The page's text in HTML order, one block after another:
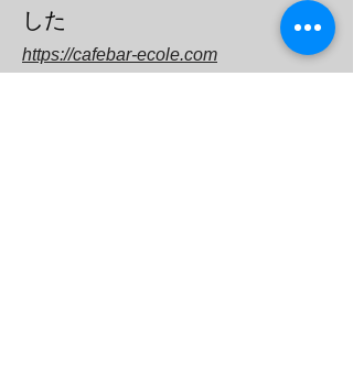
した
https://cafebar-ecole.com